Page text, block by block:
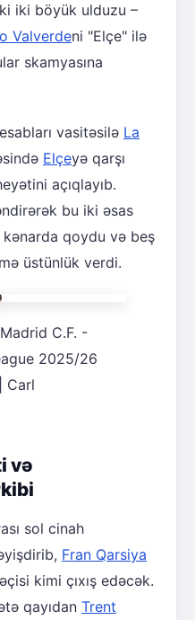
iki böyük ulduzu –
Valverdeni "Elçe" ilə
skamyasına
vasitəsilə La
Elçeyə qarşı
açıqlayıb.
bu iki əsas
qoydu və beş
üstünlük verdi.
C.F. -
2025/26
Carl
və
sol cinah
Fran Qarsiya
kimi çıxış edəcək.
qayıdan Trent